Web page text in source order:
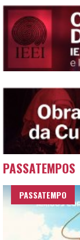
PASSATEMPOS
PASSATEMPO